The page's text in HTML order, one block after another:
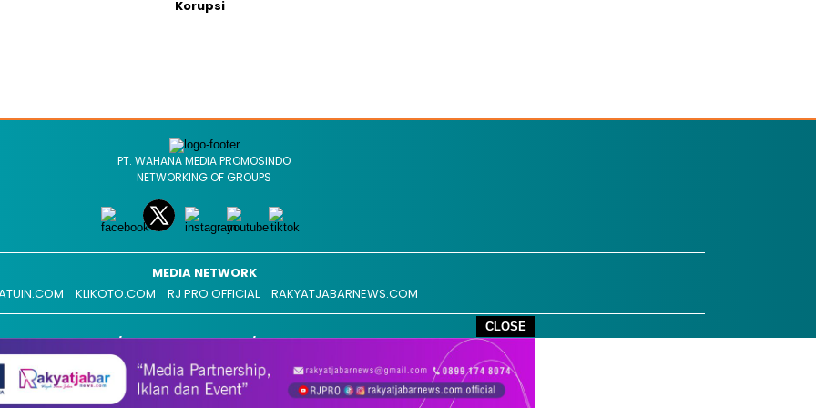
CLOSE
Korupsi
PT. WAHANA MEDIA PROMOSINDO
NETWORKING OF GROUPS
MEDIA NETWORK
KLIKOTO.COM RJ PRO OFFICIAL RAKYATJABARNEWS.COM
REDAKSI ADVERTISEMENT MEDIA SIBER
COPYRIGHT @ 2026 RAKYATJABARNEWS.COM, ALL RIGHT RESERVED